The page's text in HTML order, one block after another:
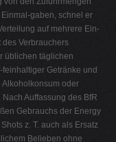
Einmal-gaben, schnel er
auf mehrere Ein-
Verbrauchers
üblichen täglichen
Getränke und
oder
Auffassung des BfR
Gebrauchs der Energy
z. T. auch als Ersatz
Belieben ohne